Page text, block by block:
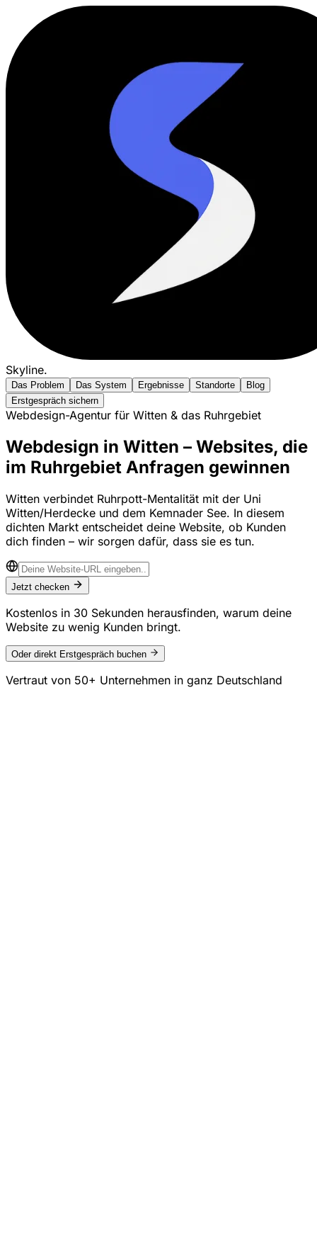
Skyline.
Das Problem Das System Ergebnisse Standorte
Blog
Erstgespräch sichern
Webdesign-Agentur für Witten & das Ruhrgebiet
Webdesign in Witten – Websites, die
im Ruhrgebiet Anfragen gewinnen
Witten verbindet Ruhrpott-Mentalität mit der Uni
Witten/Herdecke und dem Kemnader See. In diesem
dichten Markt entscheidet deine Website, ob Kunden
dich finden – wir sorgen dafür, dass sie es tun.
Jetzt checken
Kostenlos in 30 Sekunden herausfinden, warum deine
Website zu wenig Kunden bringt.
Oder direkt Erstgespräch buchen
Vertraut von 50+ Unternehmen in ganz Deutschland